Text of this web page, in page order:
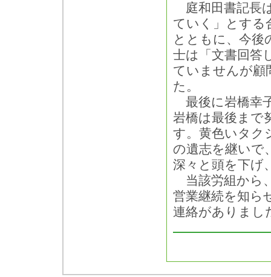
庭和田書記長
ていく」とする
とともに、今後
士は「文書回答
ていませんが顧
た。
最後に岩橋幸
岩橋は最後まで
す。黄色いタク
の遺志を継いで
深々と頭を下げ
当該労組から
営業継続を知ら
連絡がありまし